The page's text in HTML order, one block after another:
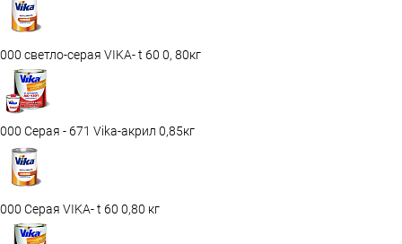
000 светло-серая VIKA- t 60 0, 80кг
000 Серая - 671 Vika-акрил 0,85кг
000 Серая VIKA- t 60 0,80 кг